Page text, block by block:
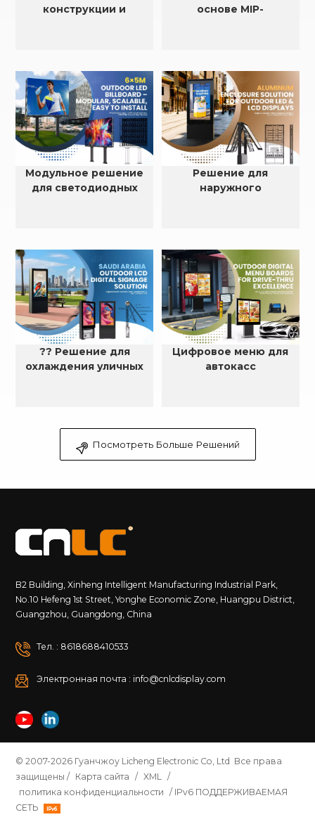
конструкции и
светодиодных и ЖК-
дисплеев.
основе MIP-
Модульное решение
для светодиодных
Решение для
наружного
?? Решение для
охлаждения уличных
Цифровое меню для
автокасс
Посмотреть Больше Решений
B2 Building, Xinheng Intelligent Manufacturing Industrial Park,
No.10 Hefeng 1st Street, Yonghe Economic Zone, Huangpu District,
Guangzhou, Guangdong, China
Тел. : 8618688410533
Электронная почта : info@cnlcdisplay.com
© 2007-2026 Гуанчжоу Licheng Electronic Co, Ltd Все права
защищены / Карта сайта / XML
/
политика конфиденциальности / IPv6 ПОДДЕРЖИВАЕМАЯ
СЕТЬ